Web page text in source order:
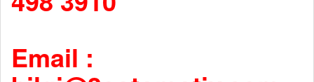
Email :